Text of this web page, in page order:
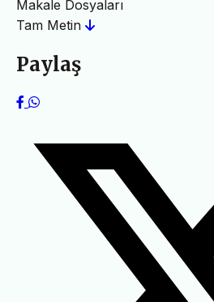
Makale Dosyaları
Tam Metin
Paylaş